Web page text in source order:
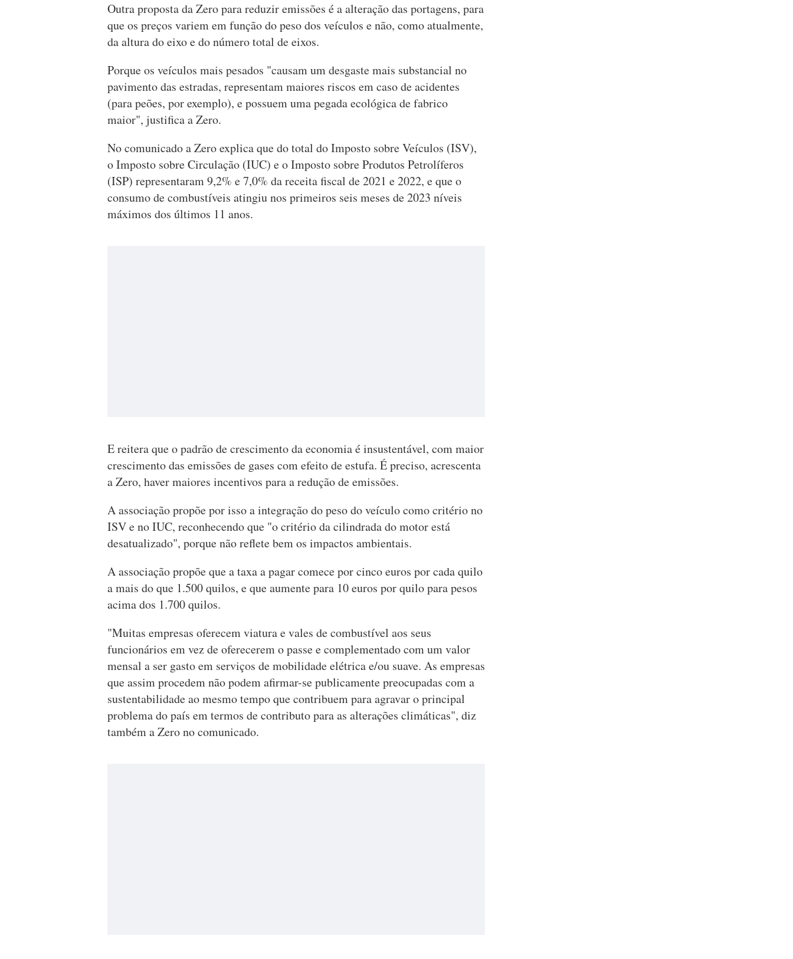
Outra proposta da Zero para reduzir emissões é a alteração das portagens, para
que os preços variem em função do peso dos veículos e não, como atualmente,
da altura do eixo e do número total de eixos.
Porque os veículos mais pesados "causam um desgaste mais substancial no
pavimento das estradas, representam maiores riscos em caso de acidentes
(para peões, por exemplo), e possuem uma pegada ecológica de fabrico
maior", justifica a Zero.
No comunicado a Zero explica que do total do Imposto sobre Veículos (ISV),
o Imposto sobre Circulação (IUC) e o Imposto sobre Produtos Petrolíferos
(ISP) representaram 9,2% e 7,0% da receita fiscal de 2021 e 2022, e que o
consumo de combustíveis atingiu nos primeiros seis meses de 2023 níveis
máximos dos últimos 11 anos.
E reitera que o padrão de crescimento da economia é insustentável, com maior
crescimento das emissões de gases com efeito de estufa. É preciso, acrescenta
a Zero, haver maiores incentivos para a redução de emissões.
A associação propõe por isso a integração do peso do veículo como critério no
ISV e no IUC, reconhecendo que "o critério da cilindrada do motor está
desatualizado", porque não reflete bem os impactos ambientais.
A associação propõe que a taxa a pagar comece por cinco euros por cada quilo
a mais do que 1.500 quilos, e que aumente para 10 euros por quilo para pesos
acima dos 1.700 quilos.
"Muitas empresas oferecem viatura e vales de combustível aos seus
funcionários em vez de oferecerem o passe e complementado com um valor
mensal a ser gasto em serviços de mobilidade elétrica e/ou suave. As empresas
que assim procedem não podem afirmar-se publicamente preocupadas com a
sustentabilidade ao mesmo tempo que contribuem para agravar o principal
problema do país em termos de contributo para as alterações climáticas", diz
também a Zero no comunicado.